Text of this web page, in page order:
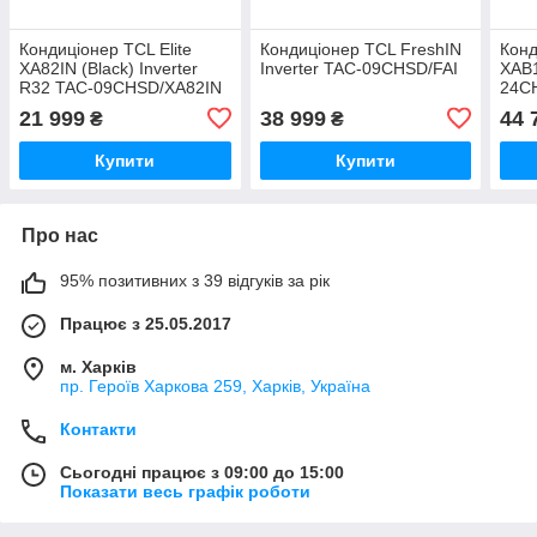
Кондиціонер TCL Elite
XA82IN (Black) Inverter
R32 TAC-09CHSD/XA82IN
21 999 ₴
Купити
Кондиціонер TCL FreshIN
Inverter TAC-09CHSD/FAI
38 999₴
Купити
44
Про нас
95% позитивних з 39 відгуків за рік
Працює з 25.05.2017
м. Харків
пр. Героїв Харкова 259, Харків, Україна
Контакти
Сьогодні працює з 09:00 до 15:00
Показати весь графік роботи